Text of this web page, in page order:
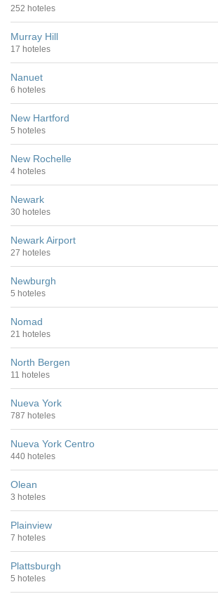
252 hoteles
Murray Hill
17 hoteles
Nanuet
6 hoteles
New Hartford
5 hoteles
New Rochelle
4 hoteles
Newark
30 hoteles
Newark Airport
27 hoteles
Newburgh
5 hoteles
Nomad
21 hoteles
North Bergen
11 hoteles
Nueva York
787 hoteles
Nueva York Centro
440 hoteles
Olean
3 hoteles
Plainview
7 hoteles
Plattsburgh
5 hoteles